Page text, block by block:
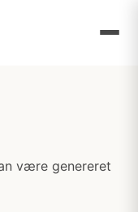
være genereret